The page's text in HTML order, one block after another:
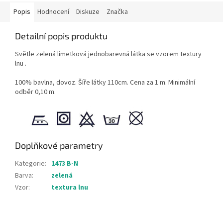
Popis Hodnocení Diskuze Značka
Detailní popis produktu
Světle zelená limetková jednobarevná látka se vzorem textury
lnu .
100% bavlna, dovoz. Šíře látky 110cm. Cena za 1 m. Minimální
odběr 0,10 m.
Doplňkové parametry
Kategorie: 1473 B-N
Barva:
zelená
Vzor: textura lnu